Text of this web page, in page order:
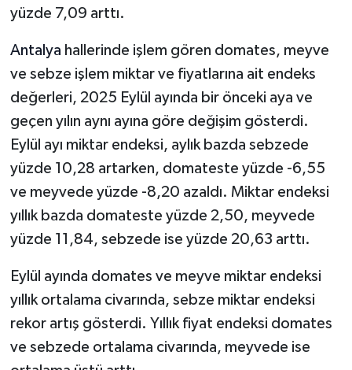
yüzde 7,09 arttı.
Antalya hallerinde işlem gören domates, meyve
ve sebze işlem miktar ve fiyatlarına ait endeks
değerleri, 2025 Eylül ayında bir önceki aya ve
geçen yılın aynı ayına göre değişim gösterdi.
Eylül ayı miktar endeksi, aylık bazda sebzede
yüzde 10,28 artarken, domateste yüzde -6,55
ve meyvede yüzde -8,20 azaldı. Miktar endeksi
yıllık bazda domateste yüzde 2,50, meyvede
yüzde 11,84, sebzede ise yüzde 20,63 arttı.
Eylül ayında domates ve meyve miktar endeksi
yıllık ortalama civarında, sebze miktar endeksi
rekor artış gösterdi. Yıllık fiyat endeksi domates
ve sebzede ortalama civarında, meyvede ise
Teknoloji
Televizyon
Turizm
Yaşam